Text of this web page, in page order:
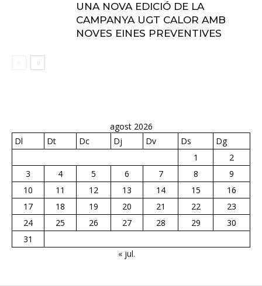
UNA NOVA EDICIÓ DE LA
CAMPANYA UGT CALOR AMB
NOVES EINES PREVENTIVES
agost 2026
Dl
Dt Dc Dj Dv Ds
Dg
1
2
3
4 5 6 7 8
9
10
11 12 13 14 15
16
17
18 19 20 21 22
23
24
25 26 27 28 29
30
31
« jul.